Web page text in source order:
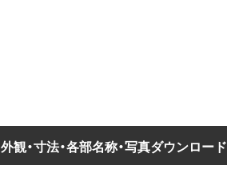
外観・寸法・各部名称・写真ダウンロード